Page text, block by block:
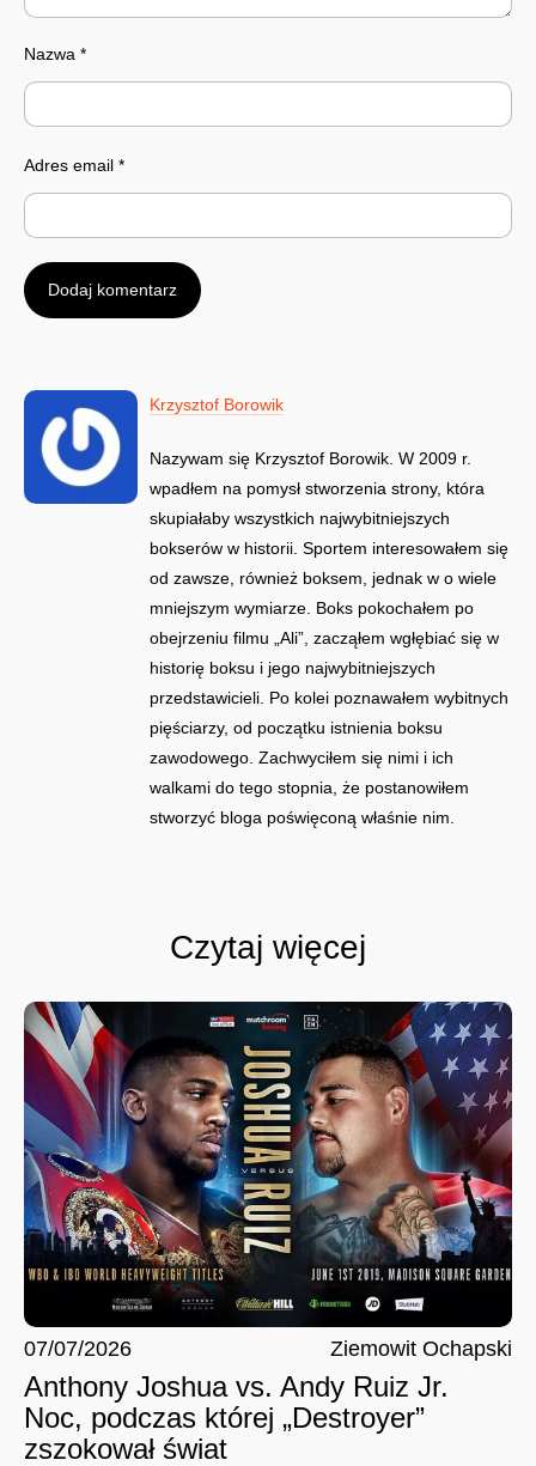
Nazwa *
Adres email *
Krzysztof Borowik
Nazywam się Krzysztof Borowik. W 2009 r.
wpadłem na pomysł stworzenia strony, która
skupiałaby wszystkich najwybitniejszych
bokserów w historii. Sportem interesowałem się
od zawsze, również boksem, jednak w o wiele
mniejszym wymiarze. Boks pokochałem po
obejrzeniu filmu „Ali”, zacząłem wgłębiać się w
historię boksu i jego najwybitniejszych
przedstawicieli. Po kolei poznawałem wybitnych
pięściarzy, od początku istnienia boksu
zawodowego. Zachwyciłem się nimi i ich
walkami do tego stopnia, że postanowiłem
stworzyć bloga poświęconą właśnie nim.
Czytaj więcej
07/07/2026 Ziemowit Ochapski
Anthony Joshua vs. Andy Ruiz Jr.
Noc, podczas której „Destroyer”
zszokował świat